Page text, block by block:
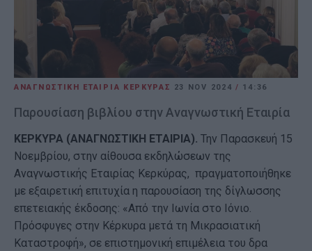
ΑΝΑΓΝΩΣΤΙΚΗ ΕΤΑΙΡΙΑ ΚΕΡΚΥΡΑΣ 23 NOV 2024/ 14:36
Παρουσίαση βιβλίου στην Αναγνωστική Εταιρία
ΚΕΡΚΥΡΑ (ΑΝΑΓΝΩΣΤΙΚΗ ΕΤΑΙΡΙΑ). Την Παρασκευή 15
Νοεμβρίου, στην αίθουσα εκδηλώσεων της
Αναγνωστικής Εταιρίας Κερκύρας, πραγματοποιήθηκε
με εξαιρετική επιτυχία η παρουσίαση της δίγλωσσης
επετειακής έκδοσης: «Από την Ιωνία στο Ιόνιο.
Πρόσφυγες στην Κέρκυρα μετά τη Μικρασιατική
Καταστροφή», σε επιστημονική επιμέλεια του δρα